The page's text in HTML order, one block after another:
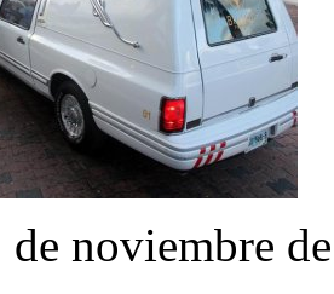
de noviembre